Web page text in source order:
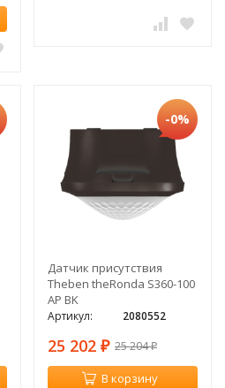
-0%
Датчик присутствия
Theben theRonda S360-100
AP BK
Артикул: 2080552
25 202 ₽ 25 204₽
В корзину